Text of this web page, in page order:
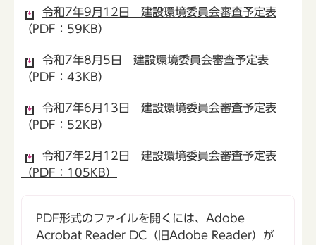
令和7年9月12日 建設環境委員会審査予定表
（PDF：59KB）
令和7年8月5日 建設環境委員会審査予定表
（PDF：43KB）
令和7年6月13日 建設環境委員会審査予定表
（PDF：52KB）
令和7年2月12日 建設環境委員会審査予定表
（PDF：105KB）
PDF形式のファイルを開くには、Adobe
Acrobat Reader DC（旧Adobe Reader）が